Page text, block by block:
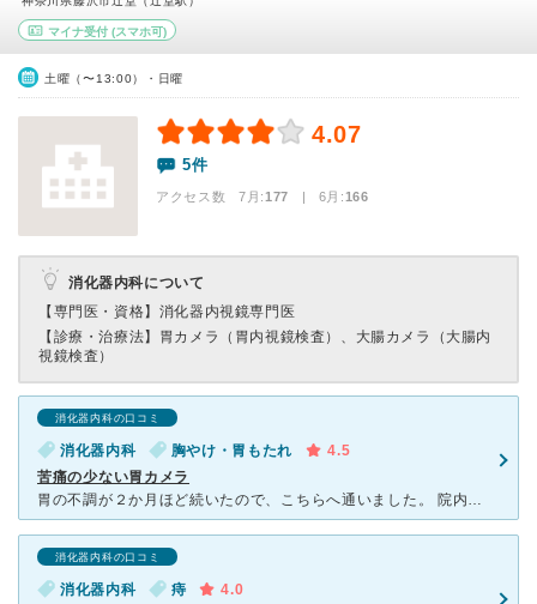
マイナ受付 (スマホ可)
土曜（〜13:00）・日曜
4.07
5件
アクセス数 7月:177 | 6月:166
消化器内科について
【専門医・資格】 消化器内視鏡専門医
【診療・治療法】 胃カメラ（胃内視鏡検査）、大腸カメラ（大腸内
視鏡検査）
消化器内科の口コミ
消化器内科 胸やけ・胃もたれ
4.5
苦痛の少ない胃カメラ
胃の不調が２か月ほど続いたので、こちらへ通いました。 院内は新しくて綺麗です。 待合は窓が大きく明るい感じです。 先生は丁寧に話を聞いてくださいます。 胃炎だということで弱めのお薬で様
消化器内科の口コミ
消化器内科 痔
4.0